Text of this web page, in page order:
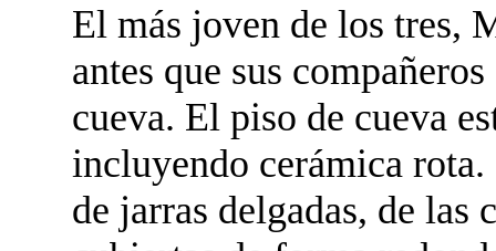
El más joven de los tres,
antes que sus
cueva. El piso de cueva
incluyendo cerámica
de jarras delgadas, de las